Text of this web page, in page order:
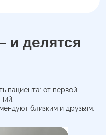
и делятся
пациента: от первой
близким и друзьям.